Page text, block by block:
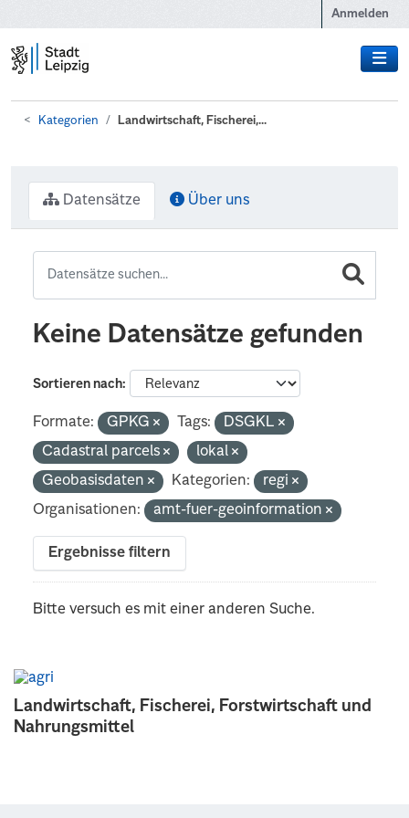
Anmelden
Kategorien Landwirtschaft, Fischerei,...
Landwirtschaft, Fischerei, Forstwirtschaft und
Nahrungsmittel
Datensätze Über uns
Keine Datensätze gefunden
Sortieren nach
Formate: GPKG Tags:
DSGKL
Cadastral parcels
lokal
Geobasisdaten
Kategorien:
regi
Organisationen:
amt-fuer-geoinformation
Ergebnisse filtern
Bitte versuch es mit einer anderen Suche.